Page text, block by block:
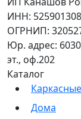
ИНН:
ОГРНИП:
Юр. адрес:
эт., оф.202
Каталог
Дома